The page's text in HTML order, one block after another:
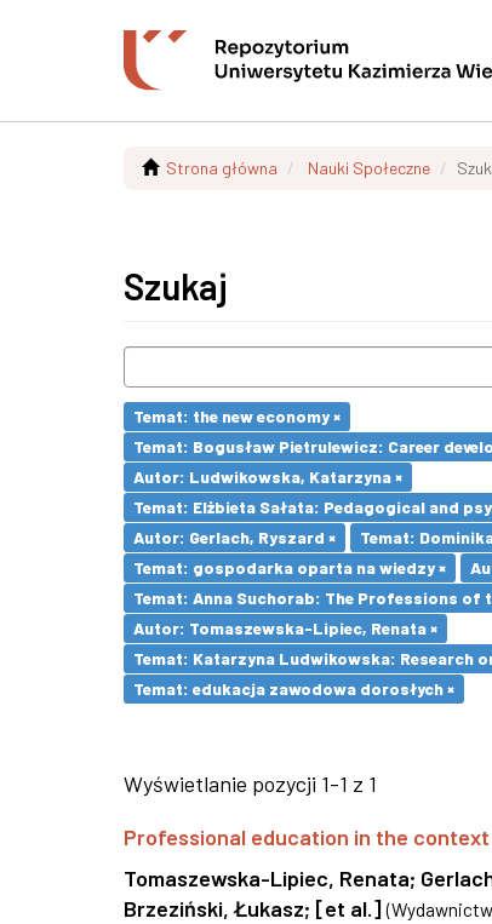
Strona główna Nauki Społeczne
Szukaj
Temat: the new economy ×
Temat: Bogusław Pietrulewicz: Career
Autor: Ludwikowska, Katarzyna ×
Temat: Elżbieta Sałata: Pedagogical and
Autor: Gerlach, Ryszard ×
Temat:
Temat: gospodarka oparta na wiedzy ×
Temat: Anna Suchorab: The Professions
Autor: Tomaszewska-Lipiec, Renata ×
Temat: Katarzyna Ludwikowska: Research
Temat: edukacja zawodowa dorosłych ×
Wyświetlanie pozycji 1-1 z 1
Professional education in the
Tomaszewska-Lipiec, Renata;
Brzeziński, Łukasz; [et al.] (